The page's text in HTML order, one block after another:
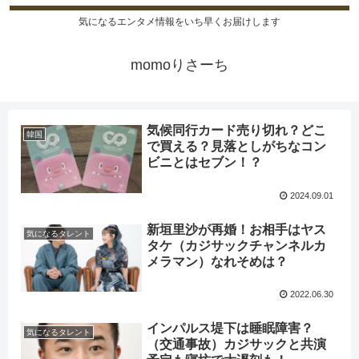
気になるエンタメ情報をいち早くお届けします
momoりさーち
韓国
気候同行カード売り切れ？どこ
で買える？見落としがちなコン
ビニとはセブン！？
2024.09.01
気になるタレント
新垣里沙が再婚！お相手はヤス
タケ（カジサックチャンネルカ
メラマン）なれそめは？
2022.06.30
気になるタレント
インパルス堤下は睡眠障害？
（交通事故）カジサックと共演